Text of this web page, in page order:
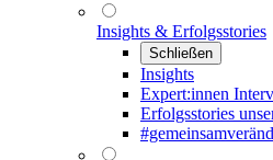
Insights & Erfolgsstories
Schließen
Insights
Expert:innen
Erfolgsstories